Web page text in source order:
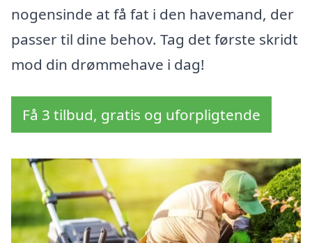
nogensinde at få fat i den havemand, der
passer til dine behov. Tag det første skridt
mod din drømmehave i dag!
Få 3 tilbud, gratis og uforpligtende